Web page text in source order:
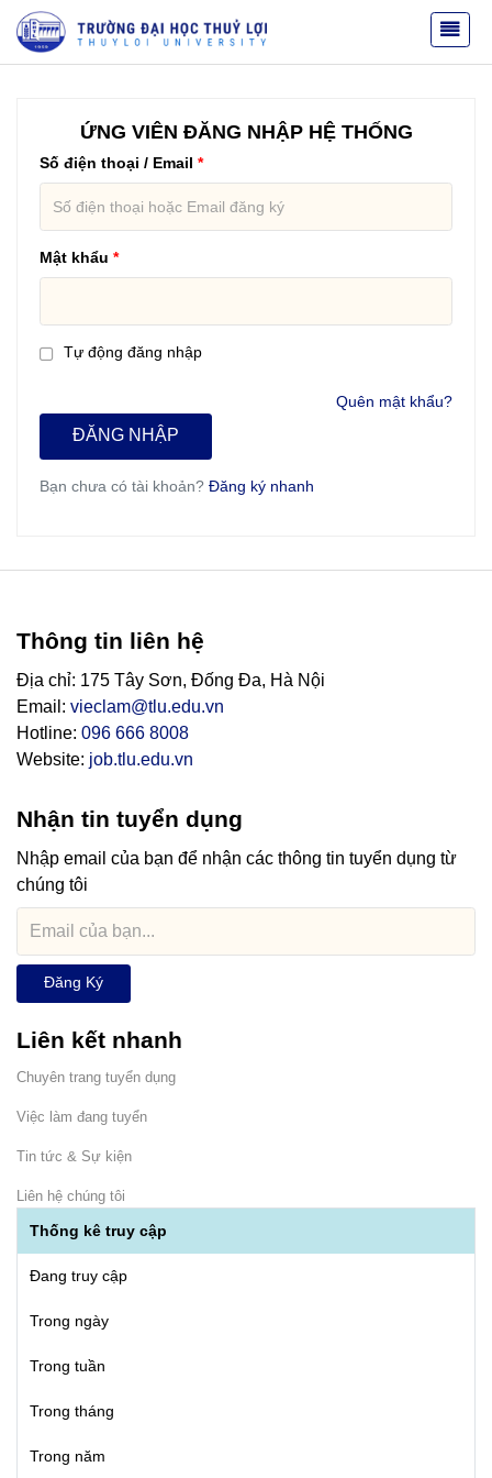
ỨNG VIÊN ĐĂNG NHẬP HỆ THỐNG
Số điện thoại / Email
Mật khẩu
Tự động đăng nhập
Quên mật khẩu?
ĐĂNG NHẬP
Bạn chưa có tài khoản? Đăng ký nhanh
Thông tin liên hệ
Địa chỉ: 175 Tây Sơn, Đống Đa, Hà Nội
Email: vieclam@tlu.edu.vn
Hotline: 096 666 8008
Website: job.tlu.edu.vn
Nhận tin tuyển dụng
Nhập email của bạn để nhận các thông tin tuyển dụng từ
chúng tôi
Đăng Ký
Liên kết nhanh
Chuyên trang tuyển dụng
Việc làm đang tuyển
Tin tức & Sự kiện
Liên hệ chúng tôi
Thống kê truy cập
Đang truy cập
Trong ngày
Trong tuần
Trong tháng
Trong năm